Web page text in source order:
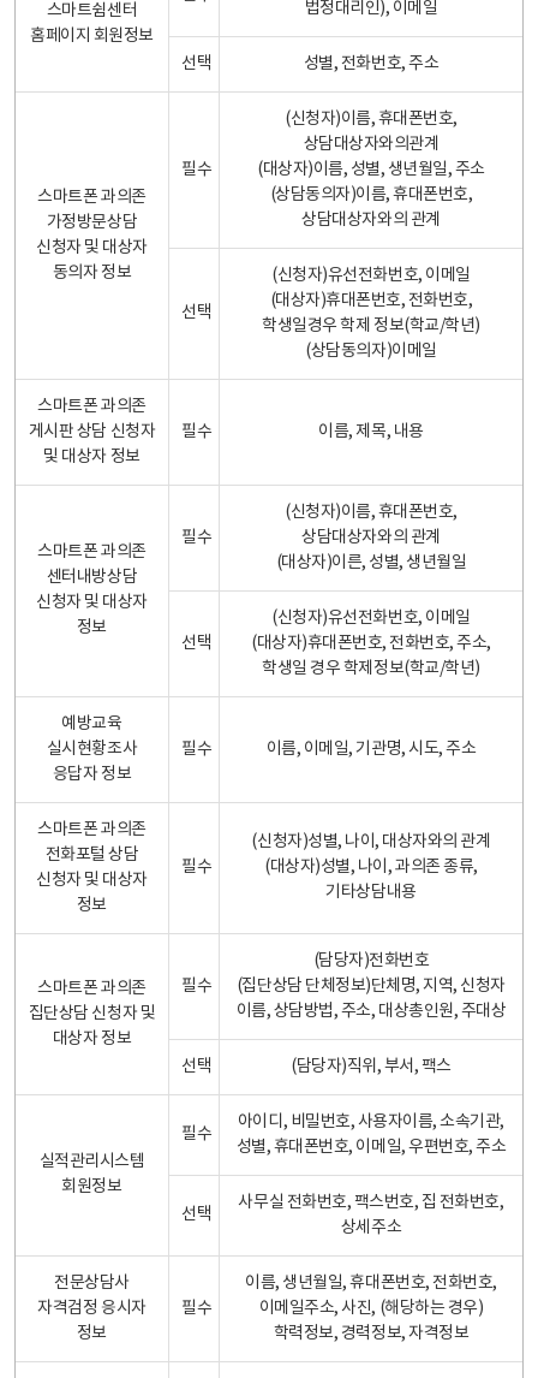
스마트쉼센터
홈페이지 회원정보
법정대리인), 이메일
선택 성별, 전화번호, 주소
스마트폰 과의존
가정방문상담
신청자 및 대상자
동의자 정보
필수
(신청자)이름, 휴대폰번호,
상담대상자와의관계
(대상자)이름, 성별, 생년월일, 주소
(상담동의자)이름, 휴대폰번호,
상담대상자와의 관계
선택
(신청자)유선전화번호, 이메일
(대상자)휴대폰번호, 전화번호,
학생일경우 학제 정보(학교/학년)
(상담동의자)이메일
스마트폰 과의존
게시판 상담 신청자
및 대상자 정보
필수 이름, 제목, 내용
스마트폰 과의존
센터내방상담
신청자 및 대상자
정보
필수
(신청자)이름, 휴대폰번호,
상담대상자와의 관계
(대상자)이른, 성별, 생년월일
선택
(신청자)유선전화번호, 이메일
(대상자)휴대폰번호, 전화번호, 주소,
학생일 경우 학제정보(학교/학년)
예방교육
실시현황조사
응답자 정보
필수 이름, 이메일, 기관명, 시도, 주소
스마트폰 과의존
전화포털 상담
신청자 및 대상자
정보
필수
(신청자)성별, 나이, 대상자와의 관계
(대상자)성별, 나이, 과의존 종류,
기타상담내용
스마트폰 과의존
집단상담 신청자 및
대상자 정보
필수
(담당자)전화번호
(집단상담 단체정보)단체명, 지역, 신청자
이름, 상담방법, 주소, 대상총인원, 주대상
선택 (담당자)직위, 부서, 팩스
실적관리시스템
회원정보
필수
아이디, 비밀번호, 사용자이름, 소속기관,
성별, 휴대폰번호, 이메일, 우편번호, 주소
선택
사무실 전화번호, 팩스번호, 집 전화번호,
상세주소
전문상담사
자격검정 응시자
정보
필수
이름, 생년월일, 휴대폰번호, 전화번호,
이메일주소, 사진, (해당하는 경우)
학력정보, 경력정보, 자격정보